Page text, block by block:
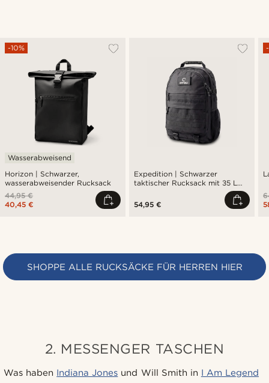
Horizon | Schwarzer,
wasserabweisender Rucksack
-10%
Wasserabweisend
44,95 €
40,45 €
Expedition | Schwarzer
taktischer Rucksack mit 35 L
Volumen und mehreren Fächern
sowie Patch-Fläche
54,95 €
SHOPPE ALLE RUCKSÄCKE FÜR HERREN HIER
2. MESSENGER TASCHEN
Was haben Indiana Jones und Will Smith in I Am Legend